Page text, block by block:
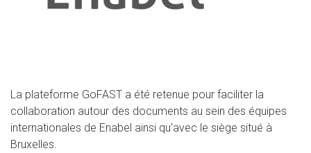
La plateforme GoFAST a été retenue pour faciliter la
collaboration autour des documents au sein des équipes
internationales de Enabel ainsi qu'avec le siège situé à
Bruxelles.